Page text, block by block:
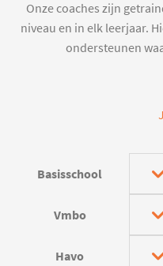
Onze coaches zijn
niveau en in elk leerjaar.
ondersteunen
Basisschool
Vmbo
Havo